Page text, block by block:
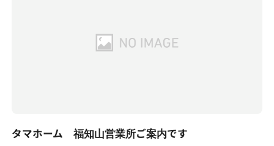
タマホーム 福知山営業所ご案内です